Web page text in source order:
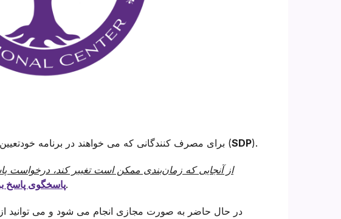
برای مصرف کنندگانی که می خواهند در برنامه خودتعیین شرکت کنند، جلسات جهت یابی لازم است (SDP).
از آنجایی که زمان‌بندی ممکن است تغییر کند،
پاسخگوی پاسخ.